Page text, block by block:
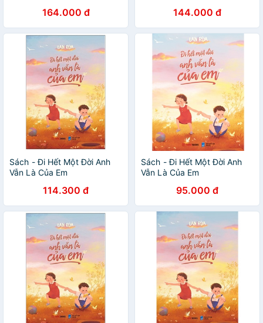
164.000 đ 144.000 đ
Sách - Đi Hết Một Đời Anh
Vẫn Là Của Em
114.300 đ
Sách - Đi Hết Một Đời Anh
Vẫn Là Của Em
95.000 đ